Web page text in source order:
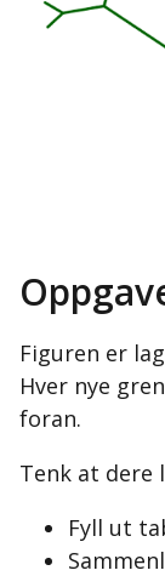
Figuren er
Hver nye
foran.
Tenk at dere
Fyll ut